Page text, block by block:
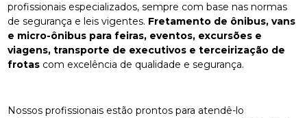
profissionais especializados, sempre com base nas normas
de segurança e leis vigentes. Fretamento de ônibus, vans
e micro-ônibus para feiras, eventos, excursões e
viagens, transporte de executivos e terceirização de
frotas com excelência de qualidade e segurança.
Nossos profissionais estão prontos para atendê-lo